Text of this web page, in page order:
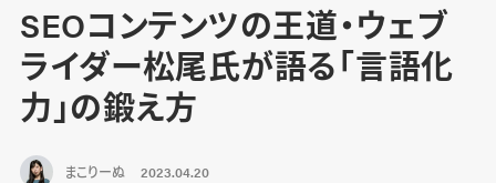
SEOコンテンツの王道・ウェブ
ライダー松尾氏が語る「言語化
力」の鍛え方
まこりーぬ 2023.04.20